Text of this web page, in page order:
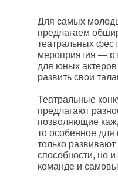
Для самых
предлагаем
театральных
мероприятия —
для юных
развить свои
Театральные
предлагают
позволяющие
то особенное для
только развивают
способности, но и
команде и